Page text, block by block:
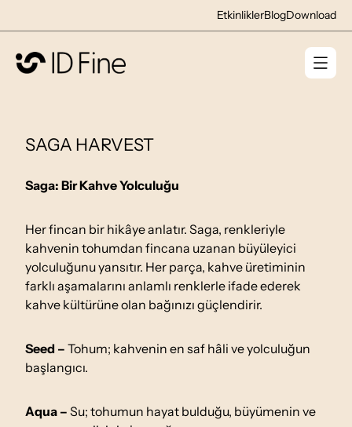
EtkinliklerBlogDownload
SAGA HARVEST
Saga: Bir Kahve Yolculuğu
Her fincan bir hikâye anlatır. Saga, renkleriyle
kahvenin tohumdan fincana uzanan büyüleyici
yolculuğunu yansıtır. Her parça, kahve üretiminin
farklı aşamalarını anlamlı renklerle ifade ederek
kahve kültürüne olan bağınızı güçlendirir.
Seed – Tohum; kahvenin en saf hâli ve yolculuğun
başlangıcı.
Aqua – Su; tohumun hayat bulduğu, büyümenin ve